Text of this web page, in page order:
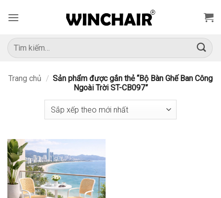
qua
dung
Tìm
kiếm:
Trang chủ / Sản phẩm được gắn thẻ “Bộ Bàn Ghế Ban Công
Ngoài Trời ST-CB097”